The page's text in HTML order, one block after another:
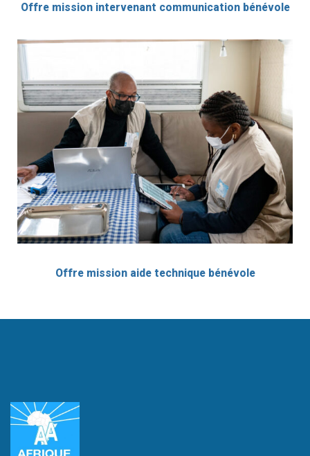
Offre mission intervenant communication bénévole
Offre mission aide technique bénévole